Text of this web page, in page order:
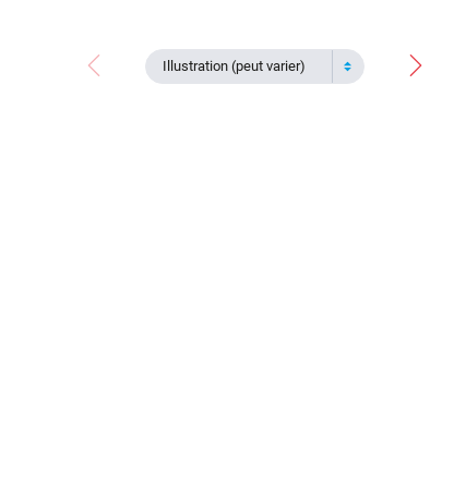
Illustration (peut varier)